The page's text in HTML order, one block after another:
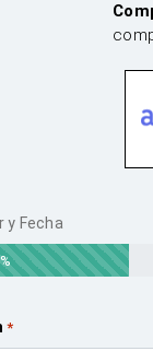
y Fecha
*